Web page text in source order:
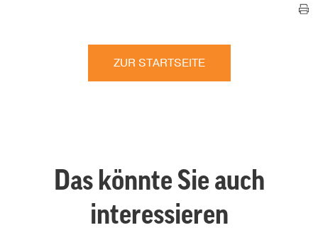
ZUR STARTSEITE
Das könnte Sie auch
interessieren